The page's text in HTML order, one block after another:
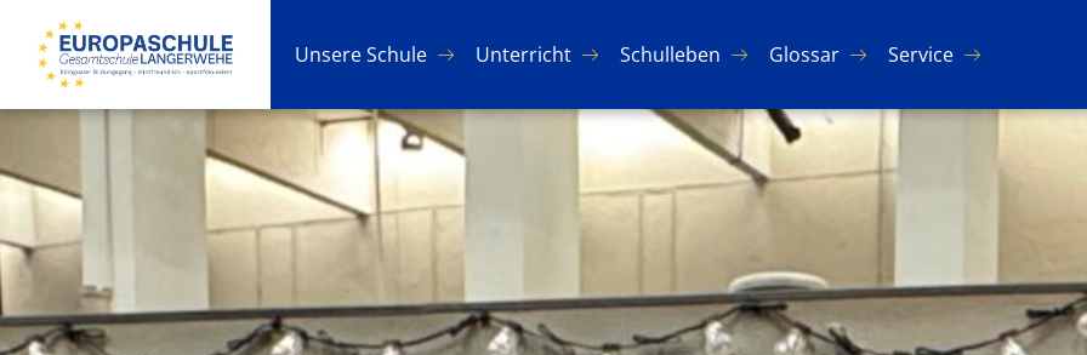
Un­se­re Schu­le Un­ter­richt Schul­le­ben Glos­sar Ser­vice